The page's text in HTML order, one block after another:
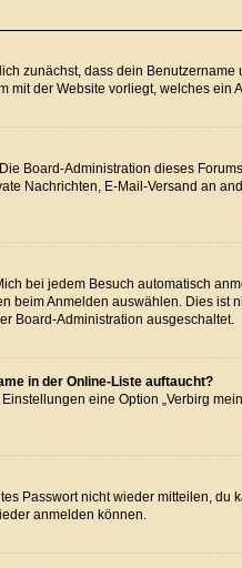
zunächst, dass dein
mit der Website vorliegt, welches ein
Board-Administration dieses
Nachrichten, E-Mail-Versand an
bei jedem Besuch automatisch
beim Anmelden auswählen. Dies
Board-Administration ausgeschaltet.
in der Online-Liste auftaucht?
eine Option „Verbirg
Passwort nicht wieder mitteilen,
anmelden können.